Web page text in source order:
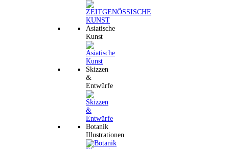
Asiatische
Kunst
Skizzen
&
Entwürfe
Botanik
Illustrationen